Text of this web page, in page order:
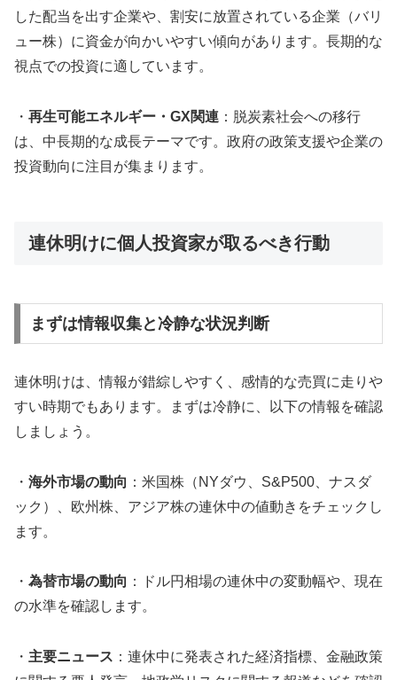
した配当を出す企業や、割安に放置されている企業（バリ
ュー株）に資金が向かいやすい傾向があります。長期的な
視点での投資に適しています。
・ 再生可能エネルギー・GX関連 ：脱炭素社会への移行
は、中長期的な成長テーマです。政府の政策支援や企業の
投資動向に注目が集まります。
連休明けに個人投資家が取るべき行動
まずは情報収集と冷静な状況判断
連休明けは、情報が錯綜しやすく、感情的な売買に走りや
すい時期でもあります。まずは冷静に、以下の情報を確認
しましょう。
・ 海外市場の動向 ：米国株（NYダウ、S&P500、ナスダ
ック）、欧州株、アジア株の連休中の値動きをチェックし
ます。
・ 為替市場の動向 ：ドル円相場の連休中の変動幅や、現在
の水準を確認します。
・ 主要ニュース ：連休中に発表された経済指標、金融政策